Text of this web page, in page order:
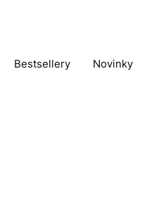
Bestsellery Novinky